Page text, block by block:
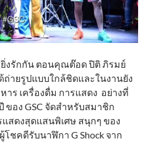
ยิ่งรักกัน ตอนคุณต๊อด ปิติ ภิรมย์
ายรูปแบบใกล้ชิดและในงานยัง
าร เครื่องดื่ม การแสดง อย่างที่
ของ GSC จัดสำหรับสมาชิก
แสดงสุดแสนพิเศษ สนุกๆ ของ
ชคดีรับนาฬิกา G Shock จาก